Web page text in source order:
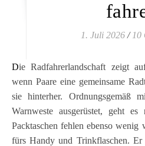
1. Juli 2026 / 10
Die Radfahrerlandschaft zeigt auffälig oft das gleiche Bild,
wenn Paare eine gemeinsame
sie hinterher. Ordnungsgemäß
Warnweste ausgerüstet, geht
Packtaschen fehlen ebenso
fürs Handy und Trinkflaschen.